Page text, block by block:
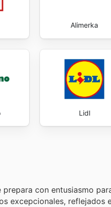
Alimerka
Lidl
con entusiasmo
excepcionales, reflejados